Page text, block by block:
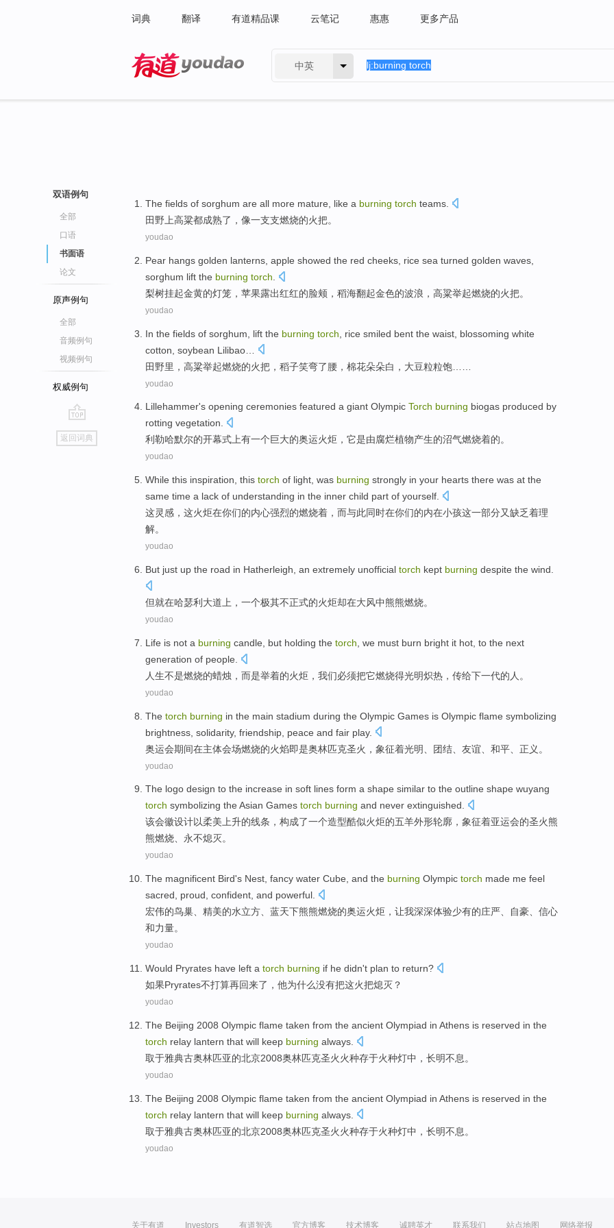
词典 翻译 有道精品课 云笔记 惠惠 更多产品
中英
双语例句
全部
口语
书面语
论文
原声例句
全部
音频例句
视频例句
权威例句
go
top
返回词典
The fields of sorghum are all more mature like a burning torch teams
田野 上高粱都成熟了， 像一支支燃烧的火把。
youdao
Pear hangs golden lanterns apple showed the red cheeks rice sea turned golden waves
sorghum lift the burning torch
梨树挂起金黄的灯笼 ， 苹果露出红红的脸颊 ， 稻海翻起金色的波浪 ， 高粱举起燃烧的火把。
youdao
In the fields of sorghum lift the burning torch rice smiled bent the waist blossoming white
cotton soybean Lilibao
田野里， 高粱举起燃烧的火把 ， 稻子笑弯了腰 ， 棉花朵朵白 ， 大豆粒粒饱……
youdao
Lillehammer's opening ceremonies featured a giant Olympic Torch burning biogas produced by
rotting vegetation.
利勒哈默尔的开幕式上有一个巨大的奥运火炬 ，它是由腐烂植物产生的沼气燃烧着的。
youdao
While this inspiration , this torch of light, was burning strongly in your hearts there was at the
same time a lack of understanding in the inner child part of yourself.
这灵感 ，这火炬在你们的内心强烈的燃烧着 ， 而与此同时在你们的内在小孩这一部分又缺乏着理
解。
youdao
But just up the road in Hatherleigh an extremely unofficial torch kept burning despite the wind
但就在哈瑟利大道上 ， 一个极其不正式的火炬却在大风中熊熊燃烧。
youdao
Life is not a burning candle but holding the torch we must burn bright it hot , to the next
generation of people
人生不是燃烧的蜡烛 ， 而是举着的火炬 ， 我们必须把它燃烧得光明炽热 ，传给下一代的人。
youdao
The torch burning in the main stadium during the Olympic Games is Olympic flame symbolizing
brightness solidarity, friendship peace and fair play.
奥运会期间在主体会场燃烧的火焰即是奥林匹克圣火 ， 象征着光明 团结 友谊 和平 正义 。
youdao
The logo design to the increase in soft lines form a shape similar to the outline shape wuyang
torch symbolizing the Asian Games torch burning and never extinguished.
该会徽设计以柔美上升的线条 ， 构成了一个造型酷似火炬的五羊外形轮廓 ， 象征着亚运会的圣火熊
熊燃烧、 永不熄灭。
youdao
The magnificent Bird's Nest fancy water Cube , and the burning Olympic torch made me feel
sacred
proud confident and powerful
宏伟的鸟巢 精美的水立方 、蓝天下熊熊燃烧的奥运火炬 ， 让我深深体验少有的庄严 自豪
信心
和力量。
youdao
Would Pryrates have left a torch burning if he didn't plan to return?
如果Pryrates不打算再回来了， 他为什么没有把这火把熄灭？
youdao
The Beijing 2008 Olympic flame taken from the ancient Olympiad in Athens is reserved in the
torch relay lantern that will keep burning always.
取于雅典古奥林匹亚的北京2008奥林匹克圣火火种存于火种灯中，长明不息。
youdao
The Beijing 2008 Olympic flame taken from the ancient Olympiad in Athens is reserved in the
torch relay lantern that will keep burning always.
取于雅典古奥林匹亚的北京2008奥林匹克圣火火种存于火种灯中，长明不息。
youdao
关于有道 Investors 有道智选 官方博客 技术博客 诚聘英才 联系我们 站点地图 网络举报